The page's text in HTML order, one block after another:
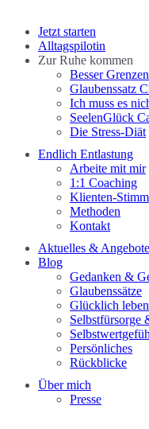
Close
Menu
Jetzt starten
Alltagspilotin
Zur Ruhe kommen
Besser
Glaubenssatz
Ich muss es
SeelenGlück
Die Stress-Diät
Endlich Entlastung
Arbeite mit mir
1:1 Coaching
Klienten-
Methoden
Kontakt
Aktuelles & Angebote
Blog
Gedanken &
Glaubenssätze
Glücklich
Selbstfürsorge
Persönliches
Rückblicke
Über mich
Presse